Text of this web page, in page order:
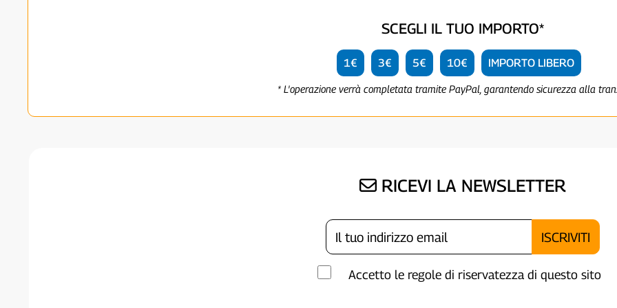
SCEGLI IL TUO IMPORTO*
1€ 3€ 5€ 10€ IMPORTO LIBERO
* L'operazione verrà completata tramite PayPal, garantendo sicurezza alla
RICEVI LA NEWSLETTER
Accetto le regole di riservatezza di questo sito